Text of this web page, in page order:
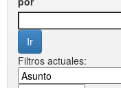
Filtros actuales: